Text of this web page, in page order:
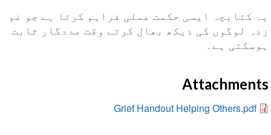
یہ کتابچہ ایسی حکمت عملی فراہم کرتا ہے جو غم
زدہ لوگوں کی دیکھ بھال کرتے وقت مددگار ثابت
ہوسکتی ہے۔
Attachments
Grief Handout Helping Others.pdf